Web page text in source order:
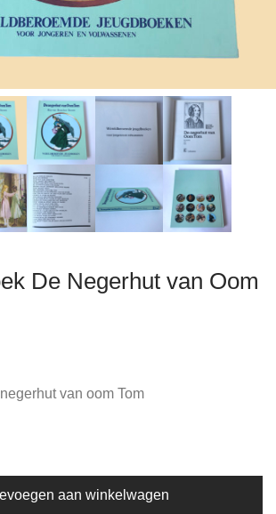
De Negerhut van Oom
van oom Tom
aan winkelwagen